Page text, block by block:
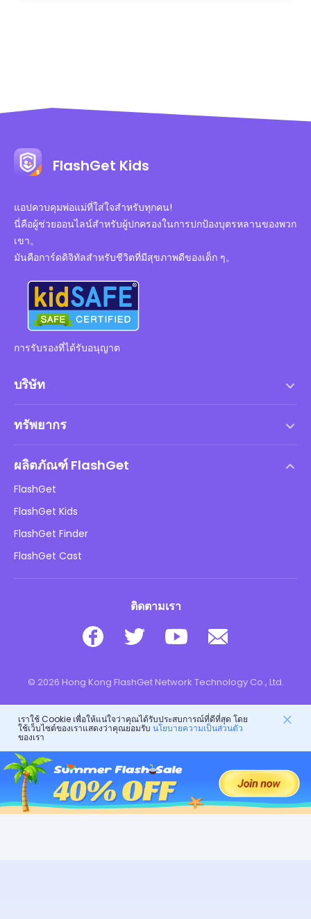
FlashGet Kids
แอปควบคุมพ่อแม่ที่ใส่ใจสำหรับทุกคน!
นี่คือผู้ช่วยออนไลน์สำหรับผู้ปกครองในการปกป้องบุตรหลานของพวก
เขา。
มันคือการ์ดดิจิทัลสำหรับชีวิตที่มีสุขภาพดีของเด็ก ๆ。
การรับรองที่ได้รับอนุญาต
บริษัท
นโยบาย DMCA
นโยบายความเป็นส่วนตัว
นโยบายการโฆษณา
อย่าขายข้อมูลของฉัน
ทรัพยากร
บล็อก
ความปลอดภัยของเด็กออนไลน์
ดาวน์โหลด
ผลิตภัณฑ์ FlashGet
FlashGet
FlashGet Kids
FlashGet Finder
FlashGet Cast
ติดตามเรา
© 2026 Hong Kong FlashGet Network Technology Co., Ltd.
เราใช้ Cookie เพื่อให้แน่ใจว่าคุณได้รับประสบการณ์ที่ดีที่สุด โดย
ใช้เว็บไซต์ของเราแสดงว่าคุณยอมรับ นโยบายความเป็นส่วนตัว
ของเรา